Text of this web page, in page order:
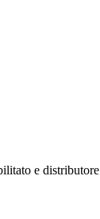
e distributore